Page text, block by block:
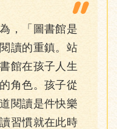
，「圖書館是
讀的重鎮。站
館在孩子人生
角色。孩子從
閱讀是件快樂
習慣就在此時